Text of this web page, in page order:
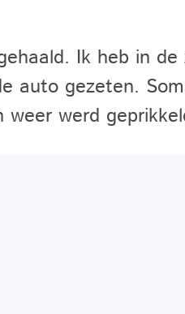
Ik heb in
auto gezeten.
weer werd